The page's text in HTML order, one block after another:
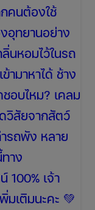
คนต้องใช้
อุทยานอย่าง
นหอมไว้ในรถ
ามาหาได้ ช้าง
อบไหม? เคลม
วิสัยจากสัตว์
รถพัง หลาย
าง
100% เจ้า
เติมนะคะ 💚